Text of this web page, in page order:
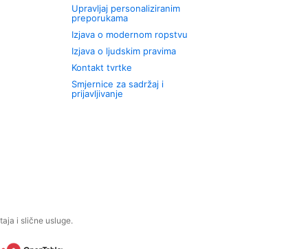
Upravljaj personaliziranim
preporukama
Izjava o modernom ropstvu
Izjava o ljudskim pravima
Kontakt tvrtke
Smjernice za sadržaj i
prijavljivanje
i slične usluge.